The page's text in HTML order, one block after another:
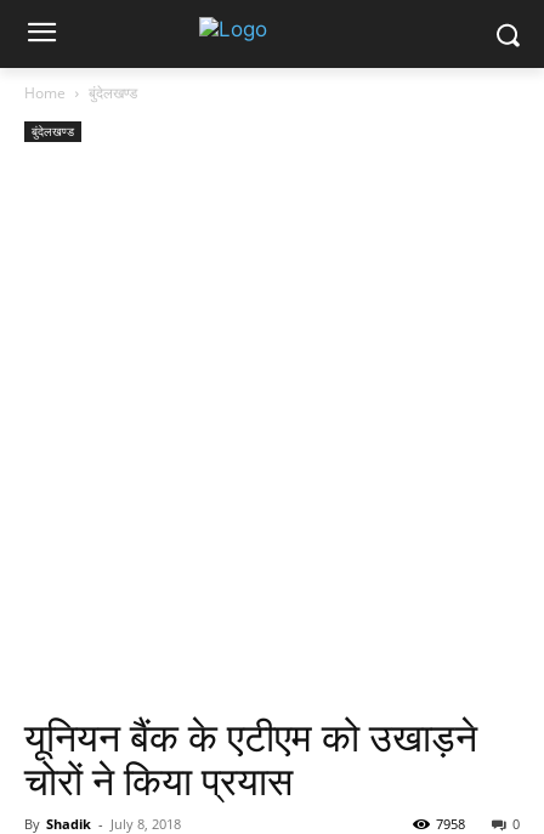
Home बुंदेलखण्ड
बुंदेलखण्ड
यूनियन बैंक के एटीएम को उखाड़ने
चोरों ने किया प्रयास
By Shadik - July 8, 2018 0
7958